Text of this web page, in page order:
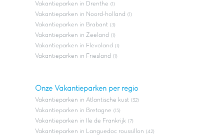
Vakantieparken in Drenthe (1)
Vakantieparken in Noord-holland (1)
Vakantieparken in Brabant (3)
Vakantieparken in Zeeland (1)
Vakantieparken in Flevoland (1)
Vakantieparken in Friesland (1)
Onze Vakantieparken per regio
Vakantieparken in Atlantische kust (32)
Vakantieparken in Bretagne (15)
Vakantieparken in Ile de Frankrijk (7)
Vakantieparken in Languedoc roussillon (42)